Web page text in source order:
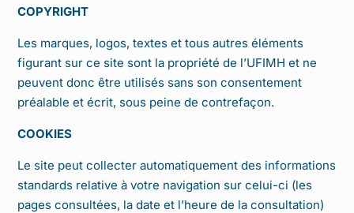
COPYRIGHT
Les marques, logos, textes et tous autres éléments
figurant sur ce site sont la propriété de l’UFIMH et ne
peuvent donc être utilisés sans son consentement
préalable et écrit, sous peine de contrefaçon.
COOKIES
Le site peut collecter automatiquement des informations
standards relative à votre navigation sur celui-ci (les
pages consultées, la date et l’heure de la consultation)